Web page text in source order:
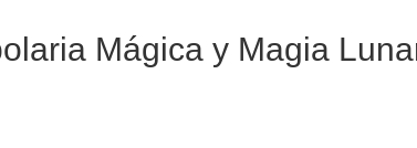
Mágica y Magia